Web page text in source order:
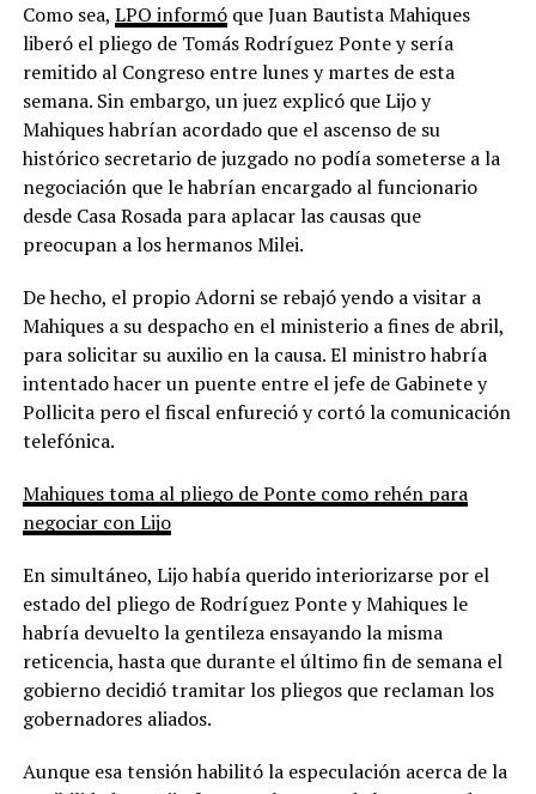
Como sea, LPO informóque Juan Bautista Mahiques
liberó el pliego de Tomás Rodríguez Ponte y sería
remitido al Congreso entre lunes y martes de esta
semana. Sin embargo, un juez explicó que Lijo y
Mahiques habrían acordado que el ascenso de su
histórico secretario de juzgado no podía someterse a la
negociación que le habrían encargado al funcionario
desde Casa Rosada para aplacar las causas que
preocupan a los hermanos Milei.
De hecho, el propio Adorni se rebajó yendo a visitar a
Mahiques a su despacho en el ministerio a fines de abril,
para solicitar su auxilio en la causa. El ministro habría
intentado hacer un puente entre el jefe de Gabinete y
Pollicita pero el fiscal enfureció y cortó la comunicación
telefónica.
Mahiques toma al pliego de Ponte como rehén para
negociar con Lijo
En simultáneo, Lijo había querido interiorizarse por el
estado del pliego de Rodríguez Ponte y Mahiques le
habría devuelto la gentileza ensayando la misma
reticencia, hasta que durante el último fin de semana el
gobierno decidió tramitar los pliegos que reclaman los
gobernadores aliados.
Aunque esa tensión habilitó la especulación acerca de la